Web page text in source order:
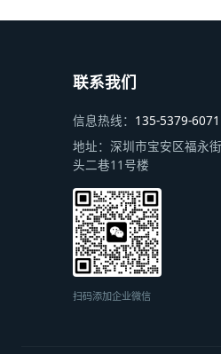
联系我们
信息热线： 135-5379-6071
地址： 深圳市宝安区福永
头二巷11号楼
扫码添加企业微信